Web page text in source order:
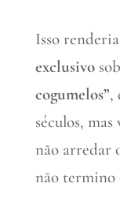
Isso
exclusivo
cogumelos”,
séculos,
não arredar
não termino